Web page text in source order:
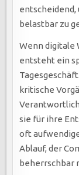
belastbar zu
Wenn digitale
entsteht ein
kritische
sie für ihre
oft
Ablauf, der
beherrschbar